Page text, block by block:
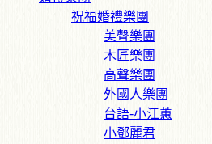
祝福婚禮樂團
美聲樂團
木匠樂團
高聲樂團
外國人樂團
台語-小江蕙
小鄧麗君